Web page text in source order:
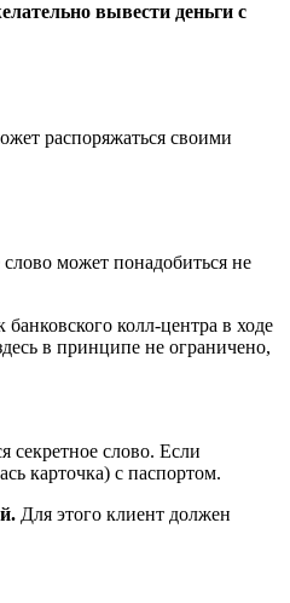
вывести деньги с
распоряжаться своими
может понадобиться не
колл-центра в ходе
в принципе не ограничено,
секретное слово. Если
карточка) с паспортом.
Для этого клиент должен